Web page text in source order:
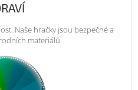
Naše hračky jsou bezpečné a
materiálů.